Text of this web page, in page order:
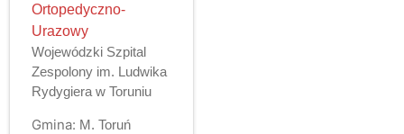
Ortopedyczno-
Urazowy
Wojewódzki Szpital
Zespolony im. Ludwika
Rydygiera w Toruniu
Gmina: M. Toruń